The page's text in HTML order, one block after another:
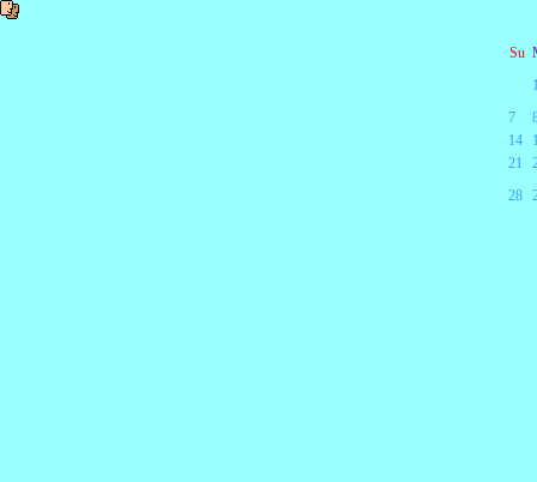
Su
7
14
21
28